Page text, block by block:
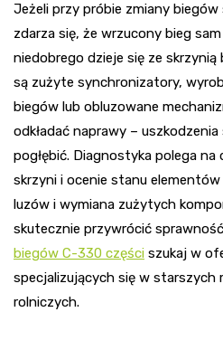
Jeżeli przy próbie zmiany
zdarza się, że wrzucony bieg
niedobrego dzieje się ze skrzynią
są zużyte synchronizatory,
biegów lub obluzowane
odkładać naprawy –
pogłębić. Diagnostyka polega
skrzyni i ocenie stanu
luzów i wymiana zużytych
skutecznie przywrócić
biegów C-330 części szukaj w
specjalizujących się w starszych
rolniczych.